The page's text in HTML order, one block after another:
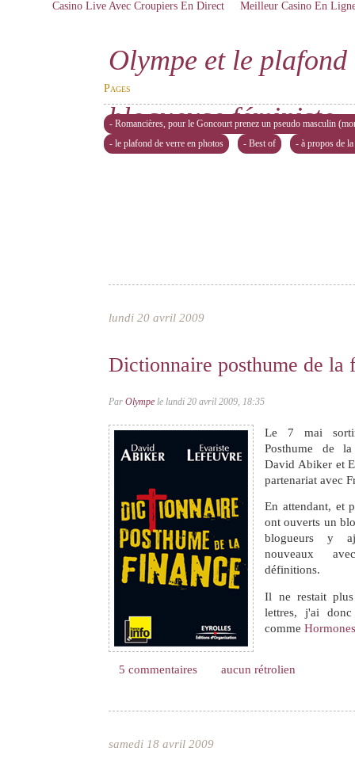
Casino Live Avec Croupiers En Direct Meilleur Casino En
Olympe et le
blogueuse féministe
lundi 20 avril 2009
Dictionnaire posthume de la
ParOlympe le lundi 20 avril 2009, 18:35
Le 7 mai
Posthume de
David Abiker et
partenariat avec
En attendant, et
ont ouverts un
blogueurs y
nouveaux
définitions.
Il ne restait
lettres, j'ai
comme
5 commentaires aucun rétrolien
samedi 18 avril 2009
Pages
- Romancières, pour le Goncourt prenez un pseudo masculin
- le plafond de verre en photos
- Best of - à propos de